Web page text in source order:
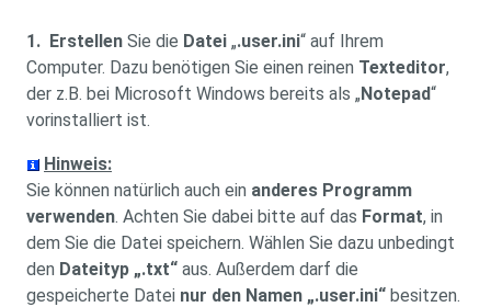
1. Erstellen Sie die Datei „.user.ini“ auf Ihrem
Computer. Dazu benötigen Sie einen reinen Texteditor,
der z.B. bei Microsoft Windows bereits als „Notepad“
vorinstalliert ist.
Hinweis:
Sie können natürlich auch ein anderes Programm
verwenden. Achten Sie dabei bitte auf das Format, in
dem Sie die Datei speichern. Wählen Sie dazu unbedingt
den Dateityp „.txt“ aus. Außerdem darf die
gespeicherte Datei nur den Namen „.user.ini“ besitzen.